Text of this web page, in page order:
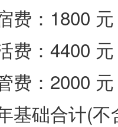
费：1800
费：4400
费：2000
基础合计(